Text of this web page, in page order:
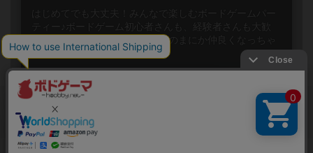
はじめてでも大丈夫！みんなで楽しむボードゲームパー
ティー♪ボードゲーム初心者さんも、経験者さんも大歓
迎！笑って、しゃべって、いつのまにか仲良くなっちゃ
う✨みんなでワ...
閉じる
ボードゲームのプレイ履歴を記録し
自分のデータを管理しませんか？